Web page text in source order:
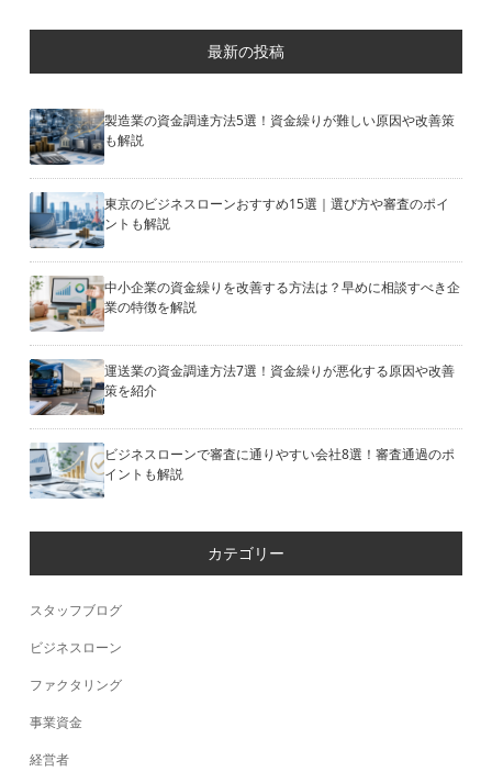
最新の投稿
製造業の資金調達方法5選！資金繰りが難しい原因や改善策
も解説
東京のビジネスローンおすすめ15選｜選び方や審査のポイ
ントも解説
中小企業の資金繰りを改善する方法は？早めに相談すべき企
業の特徴を解説
運送業の資金調達方法7選！資金繰りが悪化する原因や改善
策を紹介
ビジネスローンで審査に通りやすい会社8選！審査通過のポ
イントも解説
カテゴリー
スタッフブログ
ビジネスローン
ファクタリング
事業資金
経営者